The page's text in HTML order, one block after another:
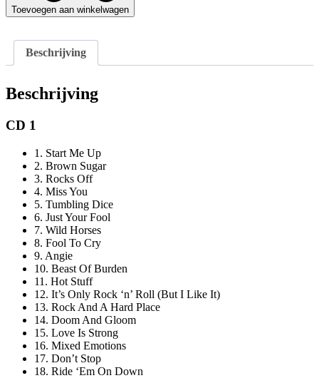
Toevoegen aan winkelwagen
Beschrijving
Beschrijving
CD 1
1. Start Me Up
2. Brown Sugar
3. Rocks Off
4. Miss You
5. Tumbling Dice
6. Just Your Fool
7. Wild Horses
8. Fool To Cry
9. Angie
10. Beast Of Burden
11. Hot Stuff
12. It’s Only Rock ‘n’ Roll (But I Like It)
13. Rock And A Hard Place
14. Doom And Gloom
15. Love Is Strong
16. Mixed Emotions
17. Don’t Stop
18. Ride ‘Em On Down